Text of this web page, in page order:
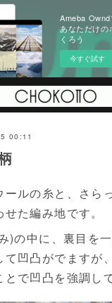
Ameba Ownd
あなただけの
くろう
今すぐ試す
00:11
ルの糸と、さら
た編み地です。
)の中に、裏目を
て凹凸がでますが
で凹凸を強調し